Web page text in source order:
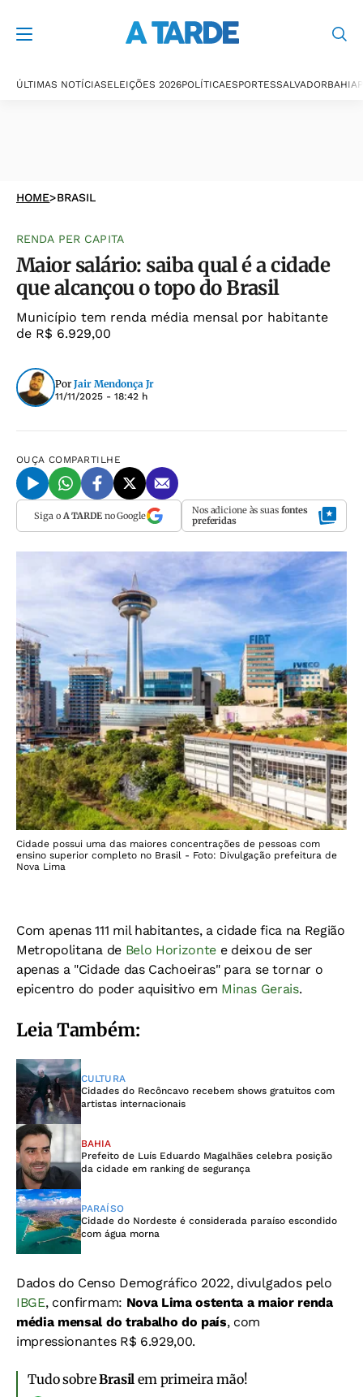
ÚLTIMAS NOTÍCIASELEIÇÕES 2026POLÍTICAESPORTESSALVADORBAHIA
HOME>BRASIL
RENDA PER CAPITA
Maior salário: saiba qual é a cidade
que alcançou o topo do Brasil
Município tem renda média mensal por habitante
de R$ 6.929,00
Por Jair Mendonça Jr
11/11/2025 - 18:42 h
OUÇA COMPARTILHE
Siga o A TARDEno Google Nos adicione às suas fontes
preferidas
Cidade possui uma das maiores concentrações de pessoas com
ensino superior completo no Brasil - Foto: Divulgação prefeitura de
Nova Lima
Com apenas 111 mil habitantes, a cidade fica na Região
Metropolitana de Belo Horizonte e deixou de ser
apenas a "Cidade das Cachoeiras" para se tornar o
epicentro do poder aquisitivo em Minas Gerais.
Leia Também:
CULTURA
Cidades do Recôncavo recebem shows gratuitos com
artistas internacionais
BAHIA
Prefeito de Luís Eduardo Magalhães celebra posição
da cidade em ranking de segurança
PARAÍSO
Cidade do Nordeste é considerada paraíso escondido
com água morna
Dados do Censo Demográfico 2022, divulgados pelo
IBGE, confirmam: Nova Lima ostenta a maior renda
média mensal do trabalho do país, com
impressionantes R$ 6.929,00.
Tudo sobreBrasil em primeira mão!